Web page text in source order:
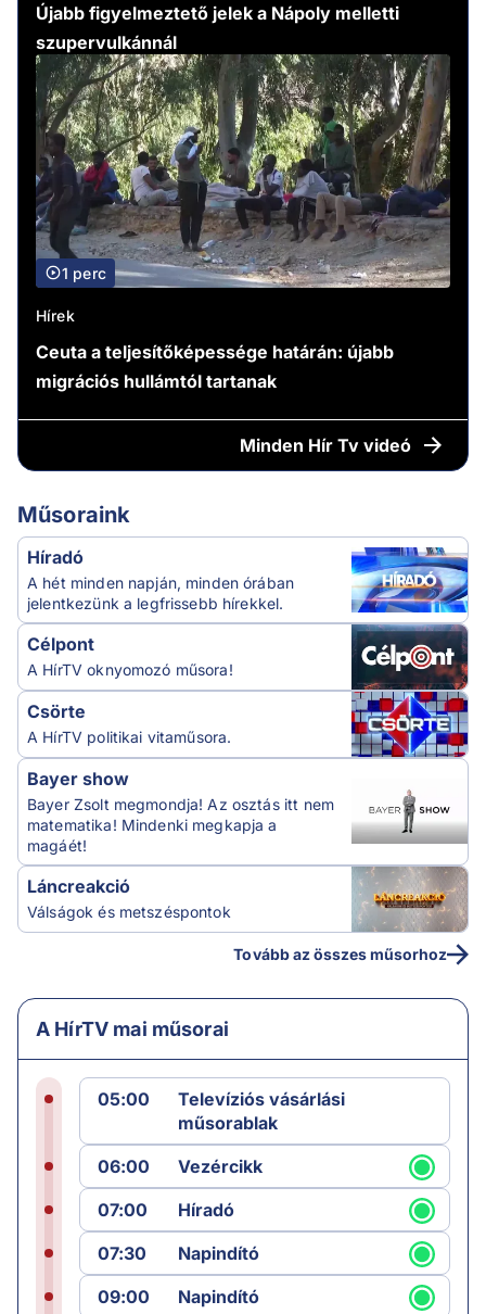
Újabb figyelmeztető jelek a Nápoly melletti
szupervulkánnál
1 perc
Hírek
Ceuta a teljesítőképessége határán: újabb
migrációs hullámtól tartanak
Minden Hír Tv videó
Műsoraink
Híradó
A hét minden napján, minden órában
jelentkezünk a legfrissebb hírekkel.
Célpont
A HírTV oknyomozó műsora!
Csörte
A HírTV politikai vitaműsora.
Bayer show
Bayer Zsolt megmondja! Az osztás itt nem
matematika! Mindenki megkapja a
magáét!
Láncreakció
Válságok és metszéspontok
Tovább az összes műsorhoz
A HírTV mai műsorai
05:00
Televíziós vásárlási
műsorablak
06:00
Vezércikk
07:00
Híradó
07:30
Napindító
09:00
Napindító